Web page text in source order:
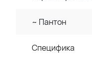
~ Пантон
Специфика